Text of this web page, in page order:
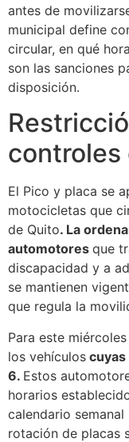
antes de
municipal define
circular, en qué
son las sanciones
disposición.
controles
El Pico y placa se
motocicletas que
de Quito. La
automotores que
discapacidad y a
se mantienen
que regula la
Para este
los vehículos cuyas
6. Estos
horarios
calendario
rotación de placas